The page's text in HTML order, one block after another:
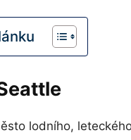
lodního,